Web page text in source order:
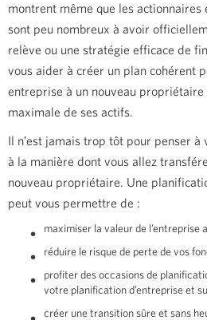
montrent même que les
sont peu nombreux à avoir
relève ou une stratégie efficace de
vous aider à créer un plan cohérent
entreprise à un nouveau
maximale de ses actifs.
Il n’est jamais trop tôt pour penser
à la manière dont vous allez
nouveau propriétaire. Une
peut vous permettre de :
maximiser la valeur de l’entreprise
réduire le risque de perte de vos
profiter des occasions de
votre planification d’entreprise et
créer une transition sûre et sans